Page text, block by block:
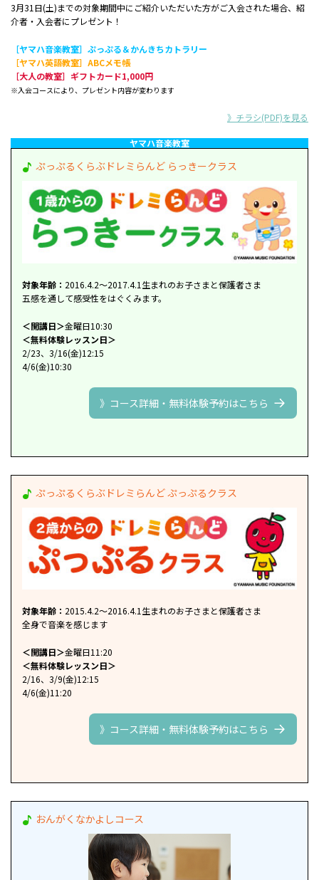
3月31日(土)までの対象期間中にご紹介いただいた方がご入会された場合、紹
介者・入会者にプレゼント！
［ヤマハ音楽教室］ぷっぷる＆かんきちカトラリー
［ヤマハ英語教室］ABCメモ帳
［大人の教室］ギフトカード1,000円
※入会コースにより、プレゼント内容が変わります
》チラシ(PDF)を見る
ヤマハ音楽教室
ぷっぷるくらぶドレミらんど らっきークラス
対象年齢： 2016.4.2～2017.4.1生まれのお子さまと保護者さま
五感を通して感受性をはぐくみます。
＜開講日＞金曜日10:30
＜無料体験レッスン日＞
2/23、3/16(金)12:15
4/6(金)10:30
》コース詳細・無料体験予約はこちら
ぷっぷるくらぶドレミらんど ぷっぷるクラス
対象年齢： 2015.4.2～2016.4.1生まれのお子さまと保護者さま
全身で音楽を感じます
＜開講日＞金曜日11:20
＜無料体験レッスン日＞
2/16、3/9(金)12:15
4/6(金)11:20
》コース詳細・無料体験予約はこちら
おんがくなかよしコース